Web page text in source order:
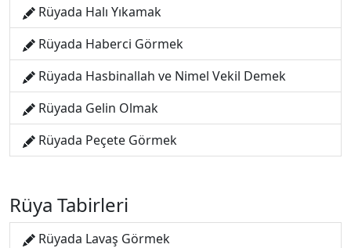
Rüyada Halı Yıkamak
Rüyada Haberci Görmek
Rüyada Hasbinallah ve Nimel Vekil Demek
Rüyada Gelin Olmak
Rüyada Peçete Görmek
Rüya Tabirleri
Rüyada Lavaş Görmek